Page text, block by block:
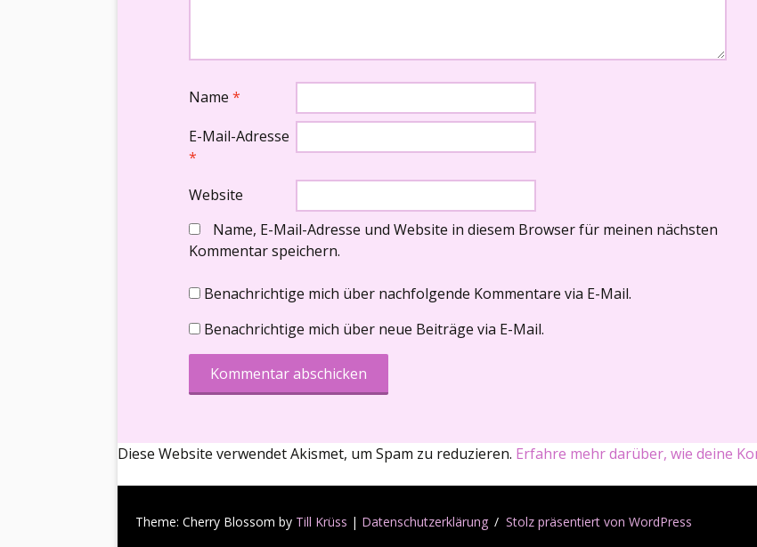
Name *
E-Mail-Adresse
*
Website
Name, E-Mail-Adresse und Website in diesem Browser für meinen nächsten
Kommentar speichern.
Benachrichtige mich über nachfolgende Kommentare via E-Mail.
Benachrichtige mich über neue Beiträge via E-Mail.
Diese Website verwendet Akismet, um Spam zu reduzieren. Erfahre mehr darüber, wie deine
Theme: Cherry Blossom by Till Krüss | Datenschutzerklärung Stolz präsentiert von WordPress